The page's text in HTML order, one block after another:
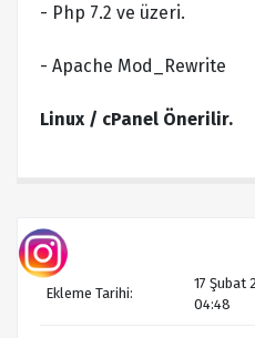
- Php 7.2 ve üzeri.
- Apache Mod_Rewrite
Linux / cPanel Önerilir.
Ekleme Tarihi:
17 Şubat
04:48